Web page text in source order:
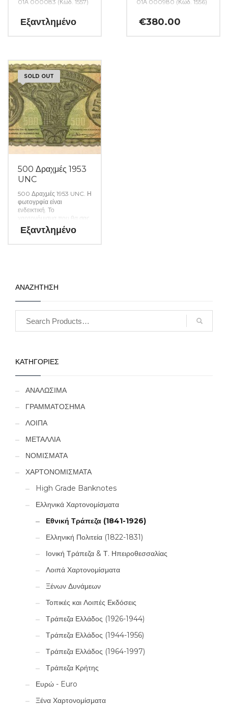
01Α 000083 (Κωδ. 1557)
Εξαντλημένο
01Α 000980 (Κωδ. 1556)
€380.00
SOLD OUT
500 Δραχμές 1953
UNC
500 Δραχμές 1953 UNC. Η
φωτογρφία είναι
ενδεικτική. Το
χαρτονόμισμα που θα σας
αποσταλεί θα είναι σε
ακυκλοφόρητη κατάσταση
Εξαντλημένο
ΑΝΑΖΗΤΗΣΗ
ΚΑΤΗΓΟΡΙΕΣ
ΑΝΑΛΩΣΙΜΑ
ΓΡΑΜΜΑΤΟΣΗΜΑ
ΛΟΙΠΑ
ΜΕΤΑΛΛΙΑ
ΝΟΜΙΣΜΑΤΑ
ΧΑΡΤΟΝΟΜΙΣΜΑΤΑ
High Grade Banknotes
Ελληνικά Χαρτονομίσματα
Εθνική Τράπεζα (1841-1926)
Ελληνική Πολιτεία (1822-1831)
Ιονική Τράπεζα & Τ. Ηπειροθεσσαλίας
Λοιπά Χαρτονομίσματα
Ξένων Δυνάμεων
Τοπικές και Λοιπές Εκδόσεις
Τράπεζα Ελλάδος (1926-1944)
Τράπεζα Ελλάδος (1944-1956)
Τράπεζα Ελλάδος (1964-1997)
Τράπεζα Κρήτης
Ευρώ - Euro
Ξένα Χαρτονομίσματα